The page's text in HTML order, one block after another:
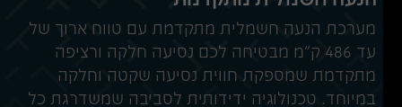
מערכת הנעה חשמלית מתקדמת עם טווח ארוך של
עד 486 ק"מ מבטיחה לכם נסיעה חלקה ורציפה
מתקדמת שמספקת חווית נסיעה שקטה וחלקה
במיוחד. טכנולוגיה ידידותית לסביבה שמשדרגת כל